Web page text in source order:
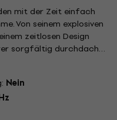
mit der Zeit einfach
Von seinem explosiven
zeitlosen Design
sorgfältig durchdacht
kabelloser Spielzeit in
faltbaren Design...
Nein